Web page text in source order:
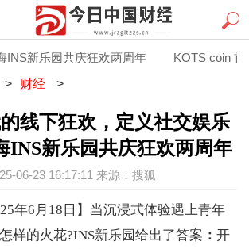
乐园共庆狂欢两周年
KOTS coin 首发上
> 财经 >
线下狂欢，定义社交娱乐
INS新乐园共庆狂欢两周年
06-23 16:17:11 来源：搜狐
年6月18日】当沉浸式体验遇上青年
样的火花?INS新乐园给出了答案 ： 开